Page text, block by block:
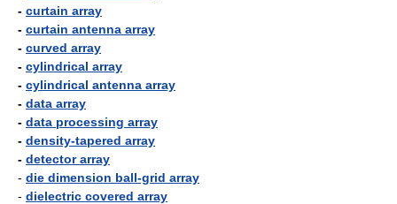
- curtain array
- curtain antenna array
- curved array
- cylindrical array
- cylindrical antenna array
- data array
- data processing array
- density-tapered array
- detector array
- die dimension ball-grid array
- dielectric covered array